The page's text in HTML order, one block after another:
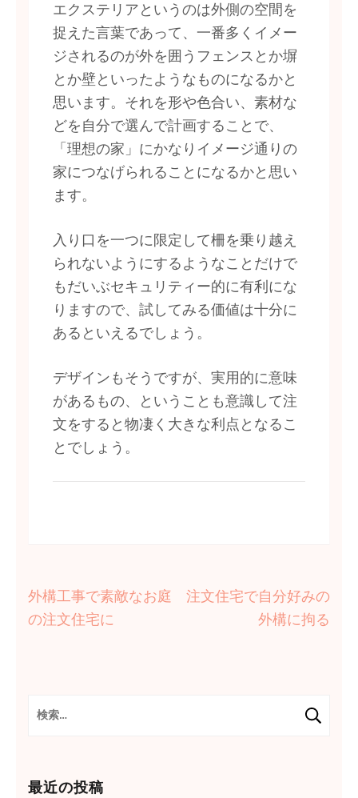
エクステリアというのは外側の空間を
捉えた言葉であって、一番多くイメー
ジされるのが外を囲うフェンスとか塀
とか壁といったようなものになるかと
思います。それを形や色合い、素材な
どを自分で選んで計画することで、
「理想の家」にかなりイメージ通りの
家につなげられることになるかと思い
ます。
入り口を一つに限定して柵を乗り越え
られないようにするようなことだけで
もだいぶセキュリティー的に有利にな
りますので、試してみる価値は十分に
あるといえるでしょう。
デザインもそうですが、実用的に意味
があるもの、ということも意識して注
文をすると物凄く大きな利点となるこ
とでしょう。
投
稿
ー
ン
外構工事で素敵なお庭
の注文住宅に
注文住宅で自分好みの
外構に拘る
検
最近の投稿